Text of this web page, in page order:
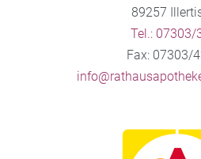
89257
Tel.: 07303/
Fax: 07303/